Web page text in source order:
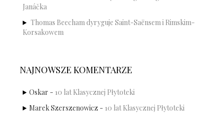
Janáčka
Thomas Beecham dyryguje Saint-Saënsem i Rimskim-
Korsakowem
NAJNOWSZE KOMENTARZE
Oskar - 10 lat Klasycznej Płytoteki
Marek Szerszenowicz - 10 lat Klasycznej Płytoteki